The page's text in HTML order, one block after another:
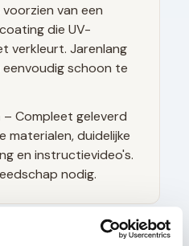
van een
die UV-
verkleurt. Jarenlang
schoon te
– Compleet geleverd
materialen, duidelijke
en instructievideo's.
nodig.